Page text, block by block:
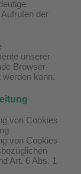
der
unserer
Browser
kann.
von Cookies
von Cookies
Art. 6 Abs. 1